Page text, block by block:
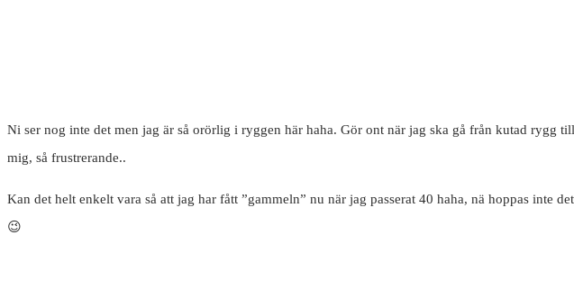
Ni ser nog inte det men jag är så orörlig i ryggen här haha. Gör ont när jag ska gå från kutad
mig, så frustrerande..
Kan det helt enkelt vara så att jag har fått ”gammeln” nu när jag passerat 40 haha, nä hoppas inte
😉